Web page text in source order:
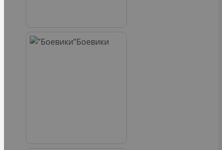
Боевики